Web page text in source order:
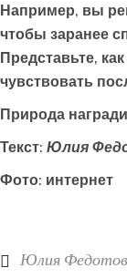
Например, вы
чтобы заранее
Представьте,
чувствовать
Природа
Текст: Юлия
Фото: интернет
Юлия